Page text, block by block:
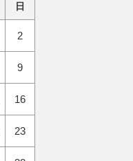
日
2
9
16
23